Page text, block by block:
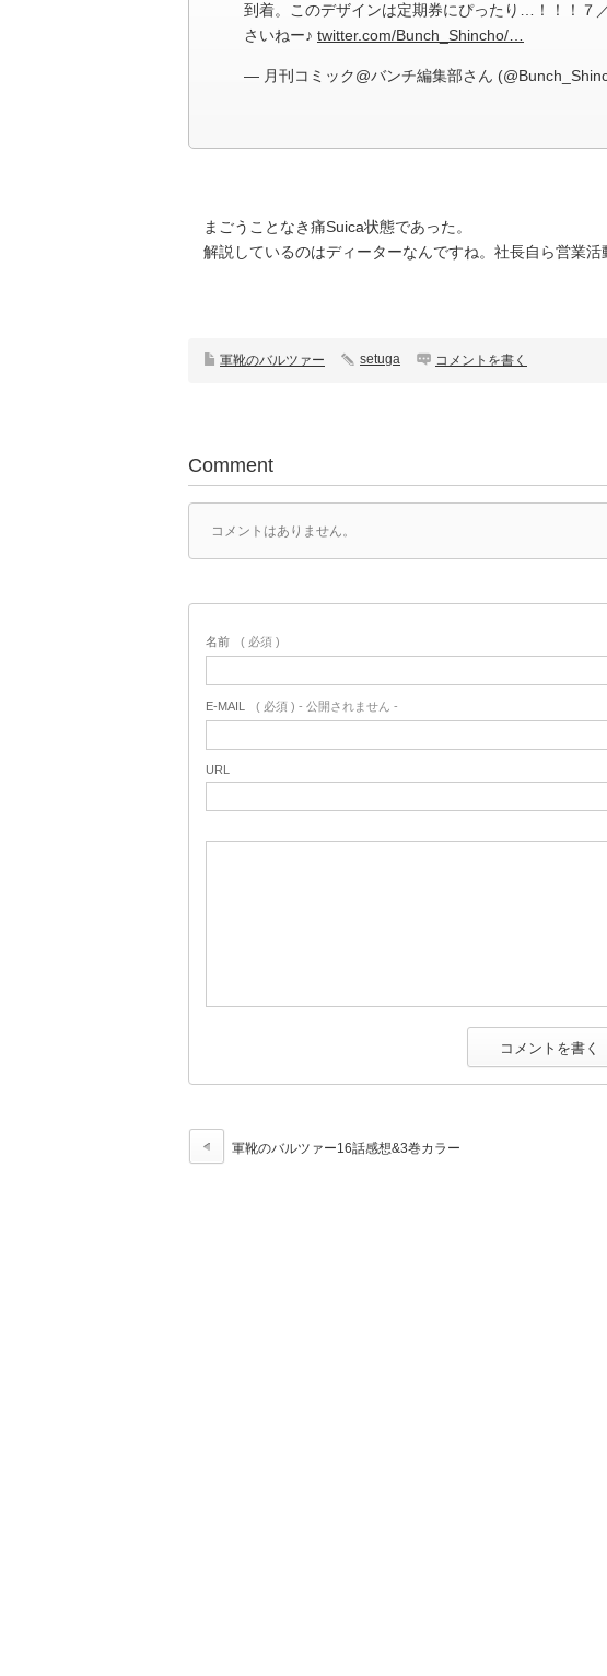
到着。このデザインは定期券にぴったり…！！！７
さいねー♪ twitter.com/Bunch_Shincho/…
— 月刊コミック@バンチ編集部さん
まごうことなき痛Suica状態であった。
解説しているのはディーターなんですね。社長自ら営業活
軍靴のバルツァー setuga コメントを書く
Comment
コメントはありません。
名前 ( 必須 )
E-MAIL ( 必須 ) - 公開されません -
URL
軍靴のバルツァー16話感想&3巻カラー